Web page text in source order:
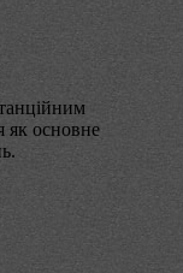
як основне